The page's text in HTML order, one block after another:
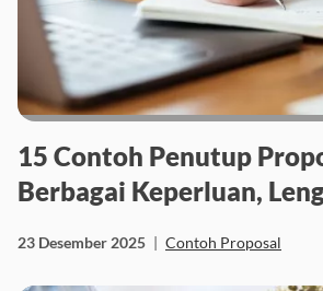
15 Contoh Penutup
Berbagai Keperluan,
23 Desember 2025 | Contoh Proposal